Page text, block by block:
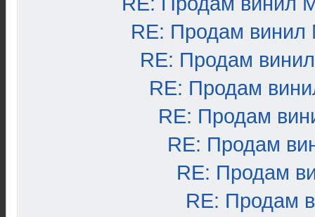
RE: Продам винил
RE: Продам
RE: Продам
RE: Продам
RE: Продам
RE: Продам
RE: Продам